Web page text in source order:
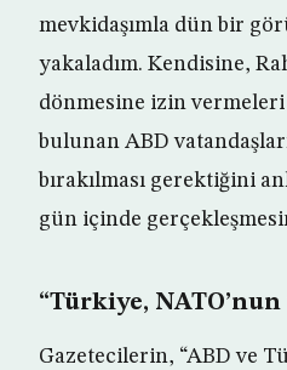
mevkidaşımla dün bir
yakaladım. Kendisine,
dönmesine izin
bulunan ABD
bırakılması gerektiğini
gün içinde
“Türkiye,
Gazetecilerin, “ABD ve